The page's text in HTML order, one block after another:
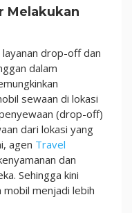
Melakukan
drop-off dan
dalam
sewaan di lokasi
(drop-off)
dari lokasi yang
agen Travel
dan
Sehingga kini
menjadi lebih